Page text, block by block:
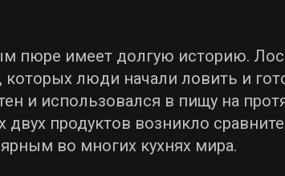
пюре имеет долгую историю.
люди начали ловить и
и использовался в пищу на
двух продуктов возникло
во многих кухнях мира.